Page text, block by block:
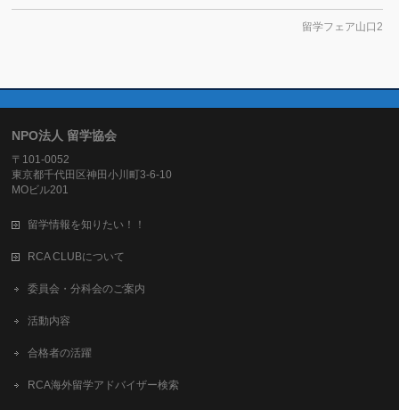
留学フェア山口2
NPO法人 留学協会
〒101-0052
東京都千代田区神田小川町3-6-10
MOビル201
留学情報を知りたい！！
RCA CLUBについて
委員会・分科会のご案内
活動内容
合格者の活躍
RCA海外留学アドバイザー検索